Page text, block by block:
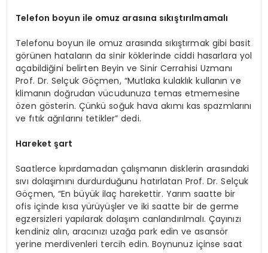
Telefon boyun ile omuz arasına sıkıştırılmamalı
Telefonu boyun ile omuz arasında sıkıştırmak gibi basit
görünen hataların da sinir köklerinde ciddi hasarlara yol
açabildiğini belirten Beyin ve Sinir Cerrahisi Uzmanı
Prof. Dr. Selçuk Göçmen, “Mutlaka kulaklık kullanın ve
klimanın doğrudan vücudunuza temas etmemesine
özen gösterin. Çünkü soğuk hava akımı kas spazmlarını
ve fıtık ağrılarını tetikler” dedi.
Hareket şart
Saatlerce kıpırdamadan çalışmanın disklerin arasındaki
sıvı dolaşımını durdurduğunu hatırlatan Prof. Dr. Selçuk
Göçmen, “En büyük ilaç harekettir. Yarım saatte bir
ofis içinde kısa yürüyüşler ve iki saatte bir de germe
egzersizleri yapılarak dolaşım canlandırılmalı. Çayınızı
kendiniz alın, aracınızı uzağa park edin ve asansör
yerine merdivenleri tercih edin. Boynunuz içinse saat